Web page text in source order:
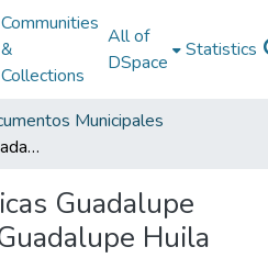
Communities
&
Collections
All of
DSpace
Statistics
Municipales
Estadísticas Básicas Guadalupe Huila 2005: EB Guadalupe Huila 2005
Guadalupe
Huila